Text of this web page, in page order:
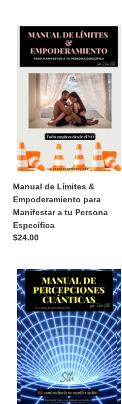
Manual
Límites
Empoderamiento
Manifestar
Persona
Específica
Manual de Límites &
Empoderamiento para
Manifestar a tu Persona
Específica
Precio
$24.00
Manual
de
Percepciones
Cuánticas
Ebook